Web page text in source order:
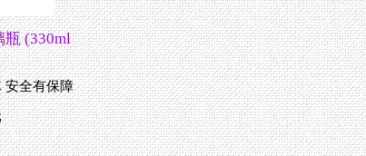
瓶 (330ml
安全有保障